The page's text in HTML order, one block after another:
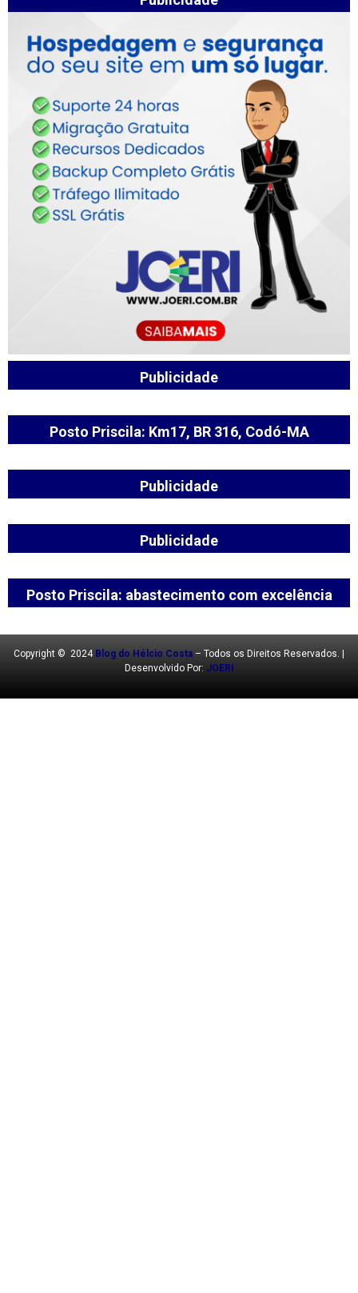
Publicidade
Posto Priscila: Km17, BR 316, Codó-MA
Publicidade
Publicidade
Posto Priscila: abastecimento com excelência
Copyright © 2024 Blog do Hélcio Costa – Todos os Direitos Reservados. |
Desenvolvido Por: JOERI